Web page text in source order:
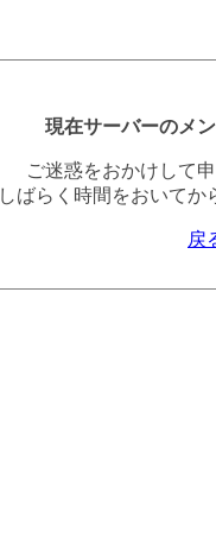
現在サーバーのメ
ご迷惑をおかけして
しばらく時間をおいてか
戻